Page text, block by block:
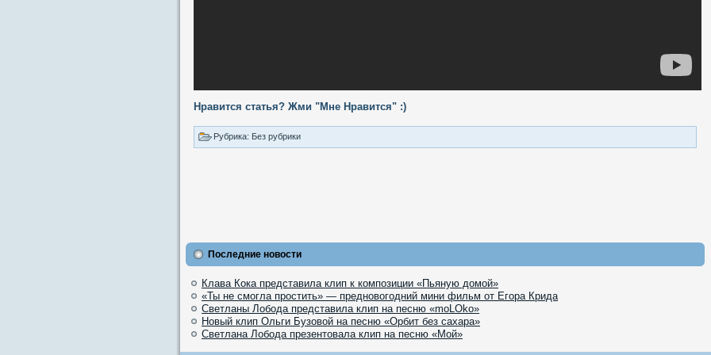
Нравится статья? Жми "Мне Нравится" :)
Рубрика: Без рубрики
Последние новости
Клава Кока представила клип к композиции «Пьяную домой»
«Ты не смогла простить» — предновогодний мини фильм от Егора Крида
Светланы Лобода представила клип на песню «moLOko»
Новый клип Ольги Бузовой на песню «Орбит без сахара»
Светлана Лобода презентовала клип на песню «Мой»